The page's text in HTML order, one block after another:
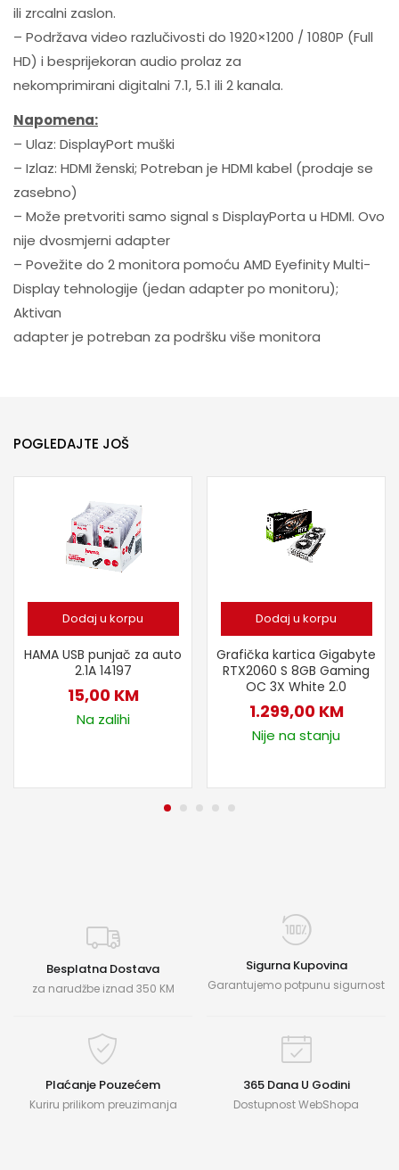
ili zrcalni zaslon.
– Podržava video razlučivosti do 1920×1200 / 1080P (Full
HD) i besprijekoran audio prolaz za
nekomprimirani digitalni 7.1, 5.1 ili 2 kanala.
Napomena:
– Ulaz: DisplayPort muški
– Izlaz: HDMI ženski; Potreban je HDMI kabel (prodaje se
zasebno)
– Može pretvoriti samo signal s DisplayPorta u HDMI. Ovo
nije dvosmjerni adapter
– Povežite do 2 monitora pomoću AMD Eyefinity Multi-
Display tehnologije (jedan adapter po monitoru);
Aktivan
adapter je potreban za podršku više monitora
POGLEDAJTE JOŠ
Dodaj u korpu
HAMA USB punjač za auto
2.1A 14197
15,00 KM
Na zalihi
Dodaj u korpu
Grafička kartica Gigabyte
RTX2060 S 8GB Gaming
OC 3X White 2.0
1.299,00 KM
Nije na stanju
Besplatna Dostava
za narudžbe iznad 350 KM
Sigurna Kupovina
Garantujemo potpunu sigurnost
Plaćanje Pouzećem
Kuriru prilikom preuzimanja
365 Dana U Godini
Dostupnost WebShopa